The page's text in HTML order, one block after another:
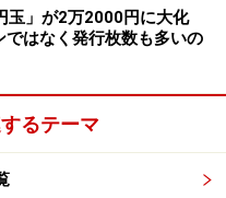
計があります。
使われるお金のことで
度の始まる直前に国会で
の主な収入は、国民の税
玉」が2万2000円に大化
ではなく発行枚数も多いの
るテーマ